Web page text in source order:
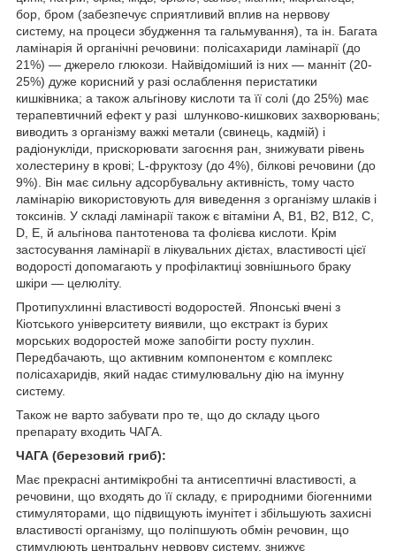
бор, бром (забезпечує сприятливий вплив на нервову
систему, на процеси збудження та гальмування), та ін. Багата
ламінарія й органічні речовини: полісахариди ламінарії (до
21%) — джерело глюкози. Найвідоміший із них — манніт (20-
25%) дуже корисний у разі ослаблення перистатики
кишківника; а також альгінову кислоти та її солі (до 25%) має
терапевтичний ефект у разі шлунково-кишкових захворювань;
виводить з організму важкі метали (свинець, кадмій) і
радіонукліди, прискорювати загоєння ран, знижувати рівень
холестерину в крові; L-фруктозу (до 4%), білкові речовини (до
9%). Він має сильну адсорбувальну активність, тому часто
ламінарію використовують для виведення з організму шлаків і
токсинів. У складі ламінарії також є вітаміни А, В1, В2, В12, С,
D, Е, й альгінова пантотенова та фолієва кислоти. Крім
застосування ламінарії в лікувальних дієтах, властивості цієї
водорості допомагають у профілактиці зовнішнього браку
шкіри — целюліту.
Протипухлинні властивості водоростей. Японські вчені з
Кіотського університету виявили, що екстракт із бурих
морських водоростей може запобігти росту пухлин.
Передбачають, що активним компонентом є комплекс
полісахаридів, який надає стимулювальну дію на імунну
систему.
Також не варто забувати про те, що до складу цього
препарату входить ЧАГА.
ЧАГА (березовий гриб):
Має прекрасні антимікробні та антисептичні властивості, а
речовини, що входять до її складу, є природними біогенними
стимуляторами, що підвищують імунітет і збільшують захисні
властивості організму, що поліпшують обмін речовин, що
стимулюють центральну нервову систему, знижує